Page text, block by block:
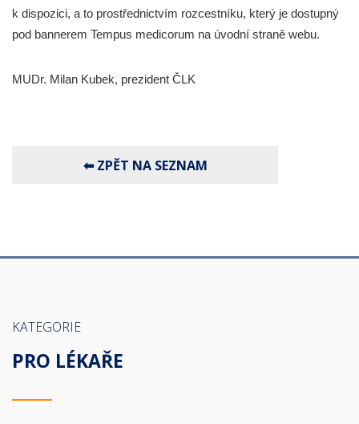
k dispozici, a to prostřednictvím rozcestníku, který je dostupný
pod bannerem Tempus medicorum na úvodní straně webu.
MUDr. Milan Kubek, prezident ČLK
KATEGORIE
PRO LÉKAŘE